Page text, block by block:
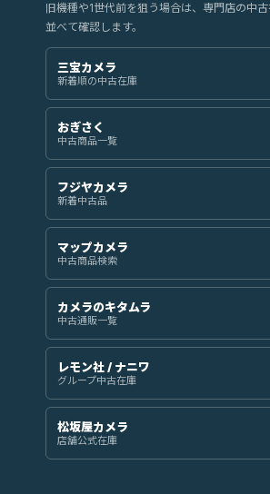
旧機種や1世代前を狙う場合は、専門店の中
並べて確認します。
三宝カメラ
新着順の中古在庫
おぎさく
中古商品一覧
フジヤカメラ
新着中古品
マップカメラ
中古商品検索
カメラのキタムラ
中古通販一覧
レモン社 / ナニワ
グループ中古在庫
松坂屋カメラ
店舗公式在庫